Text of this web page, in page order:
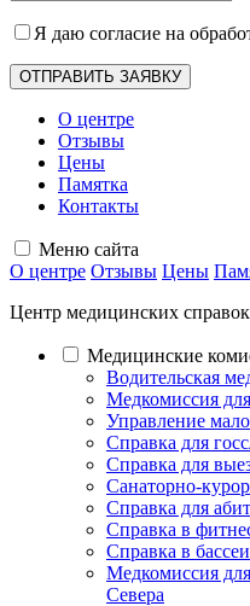
Я даю согласие на
О центре
Отзывы
Цены
Памятка
Контакты
Меню сайта
О центре Отзывы Цены
Центр медицинских справок
Медицинские
Водительская
Медкомиссия
Управление
Справка для
Справка для
Санаторно-
Справка для
Справка в
Справка в
Медкомиссия
Севера